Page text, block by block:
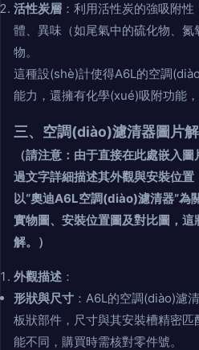
活性炭層 ：利用活性炭的強吸附
體、異味（如尾氣中的硫化物、
物。
這種設(shè)計使得A6L的空調
能力，還擁有化學(xué)吸附功能，
三、空調(diào)濾清器圖片
（請注意：由于直接在此處嵌入
過文字詳細描述其外觀與安裝位
以“奧迪A6L空調(diào)濾清器”為
實物圖、安裝位置圖及對比圖，
解。）
外觀描述 ：
形狀與尺寸 ：A6L的空調(diào)濾
板狀部件，尺寸與其安裝槽精密
能不同，購買時需核對零件號。